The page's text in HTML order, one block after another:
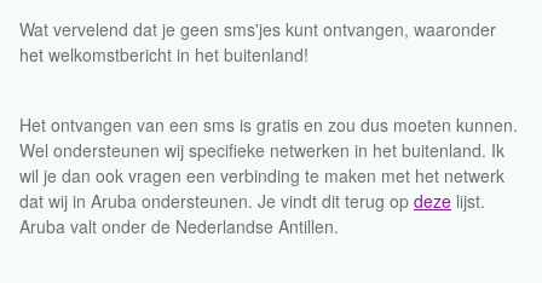
Wat vervelend dat je geen sms'jes kunt ontvangen, waaronder
het welkomstbericht in het buitenland!
Het ontvangen van een sms is gratis en zou dus moeten kunnen.
Wel ondersteunen wij specifieke netwerken in het buitenland. Ik
wil je dan ook vragen een verbinding te maken met het netwerk
dat wij in Aruba ondersteunen. Je vindt dit terug op deze lijst.
Aruba valt onder de Nederlandse Antillen.